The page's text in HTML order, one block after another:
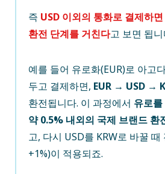
즉 USD 이외의 통화로 결제하
환전 단계를 거친다고 보면 됩니
예를 들어 유로화(EUR)로 아고
두고 결제하면, EUR → USD →
환전됩니다. 이 과정에서 유로
약 0.5% 내외의 국제 브랜드 환
고, 다시 USD를 KRW로 바꿀
+1%)이 적용되죠.